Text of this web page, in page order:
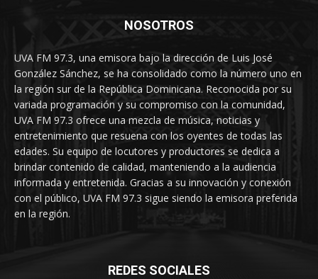
NOSOTROS
UVA FM 97.3, una emisora bajo la dirección de Luis José
González Sánchez, se ha consolidado como la número uno en
la región sur de la República Dominicana. Reconocida por su
variada programación y su compromiso con la comunidad,
UVA FM 97.3 ofrece una mezcla de música, noticias y
entretenimiento que resuena con los oyentes de todas las
edades. Su equipo de locutores y productores se dedica a
brindar contenido de calidad, manteniendo a la audiencia
informada y entretenida. Gracias a su innovación y conexión
con el público, UVA FM 97.3 sigue siendo la emisora preferida
en la región.
REDES SOCIALES